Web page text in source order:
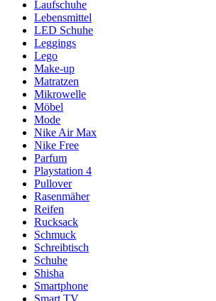
Laufschuhe
Lebensmittel
LED Schuhe
Leggings
Lego
Make-up
Matratzen
Mikrowelle
Möbel
Mode
Nike Air Max
Nike Free
Parfum
Playstation 4
Pullover
Rasenmäher
Reifen
Rucksack
Schmuck
Schreibtisch
Schuhe
Shisha
Smartphone
Smart TV